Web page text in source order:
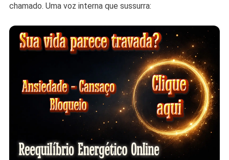
chamado. Uma voz interna que sussurra: